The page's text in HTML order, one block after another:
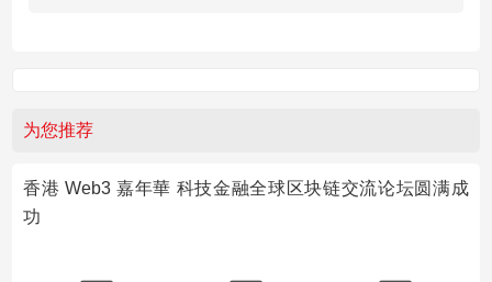
为您推荐
香港 Web3 嘉年華 科技金融全球区块链交流论坛圆满成
功